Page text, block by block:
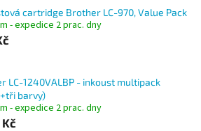
cartridge Brother LC-970, Value Pack
- expedice 2 prac. dny
LC-1240VALBP - inkoust multipack
barvy)
- expedice 2 prac. dny